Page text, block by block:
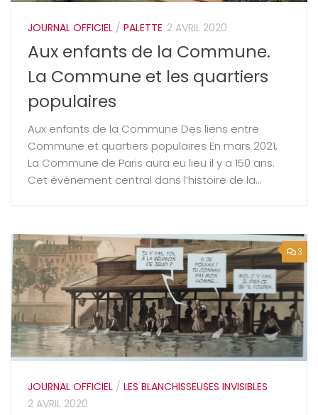
JOURNAL OFFICIEL / PALETTE 2 AVRIL 2020
Aux enfants de la Commune.
La Commune et les quartiers
populaires
Aux enfants de la Commune Des liens entre
Commune et quartiers populaires En mars 2021,
La Commune de Paris aura eu lieu il y a 150 ans.
Cet événement central dans l’histoire de la...
3
JOURNAL OFFICIEL / LES BLANCHISSEUSES INVISIBLES
2 AVRIL 2020